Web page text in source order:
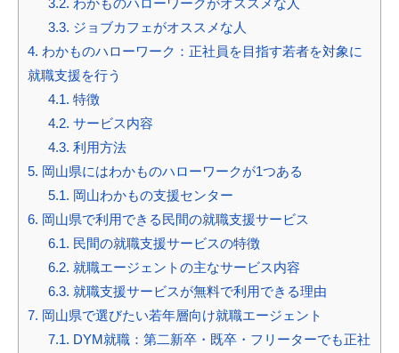
3.2. わかものハローワークがオススメな人
3.3. ジョブカフェがオススメな人
4. わかものハローワーク：正社員を目指す若者を対象に
就職支援を行う
4.1. 特徴
4.2. サービス内容
4.3. 利用方法
5. 岡山県にはわかものハローワークが1つある
5.1. 岡山わかもの支援センター
6. 岡山県で利用できる民間の就職支援サービス
6.1. 民間の就職支援サービスの特徴
6.2. 就職エージェントの主なサービス内容
6.3. 就職支援サービスが無料で利用できる理由
7. 岡山県で選びたい若年層向け就職エージェント
7.1. DYM就職：第二新卒・既卒・フリーターでも正社